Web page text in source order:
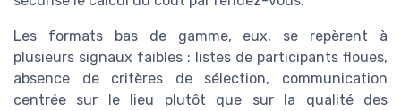
Les formats bas de gamme, eux, se repèrent à
plusieurs signaux faibles : listes de participants floues,
absence de critères de sélection, communication
centrée sur le lieu plutôt que sur la qualité des